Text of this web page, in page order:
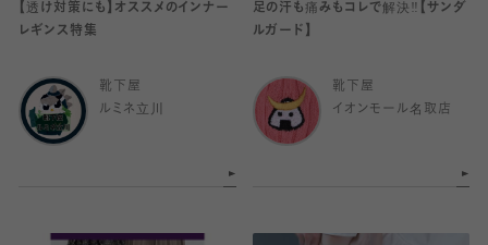
【透け対策にも】オススメのインナー
レギンス特集
靴下屋
ルミネ立川
足の汗も痛みもコレで解決‼️【サンダ
ルガード】
靴下屋
イオンモール名取店